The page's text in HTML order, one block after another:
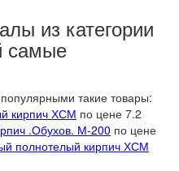
из категории
самые
такие товары:
кирпич ХСМ по цене 7.2
.Обухов. М-200 по цене
полнотелый кирпич ХСМ